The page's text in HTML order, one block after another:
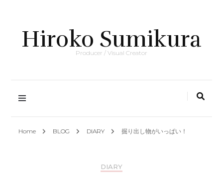
Hiroko Sumikura
Producer / Visual Creator
Home BLOG DIARY 掘り出し物がいっぱい！
DIARY